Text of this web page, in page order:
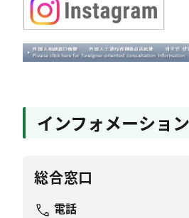
インフォメーション
総合窓口
電話